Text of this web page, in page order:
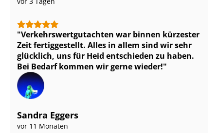
Ver­kehrs­wert­gut­ach­ten war binnen kürzester
Zeit fertiggestellt. Alles in allem sind wir sehr
glücklich, uns für Heid entschieden zu haben.
Bei Bedarf kommen wir gerne wieder!
Sandra Eggers
vor 11 Monaten